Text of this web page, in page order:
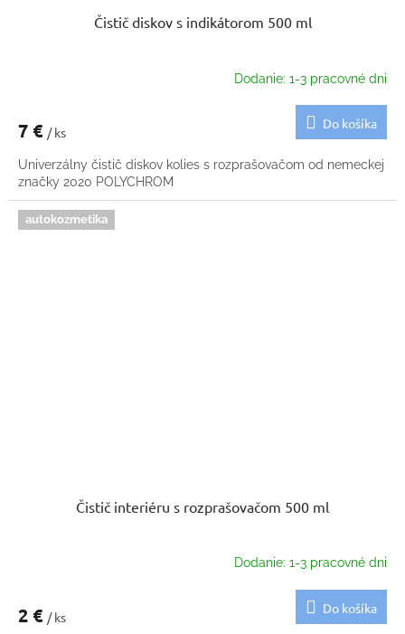
Čistič diskov s indikátorom 500 ml
Dodanie: 1-3 pracovné dni
7 € / ks
Do košíka
Univerzálny čistič diskov kolies s rozprašovačom od nemeckej
značky 2020 POLYCHROM
autokozmetika
Čistič interiéru s rozprašovačom 500 ml
Dodanie: 1-3 pracovné dni
2 € / ks
Do košíka